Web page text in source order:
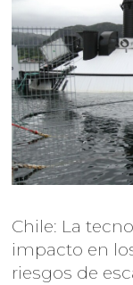
Chile: La
impacto en
riesgos de